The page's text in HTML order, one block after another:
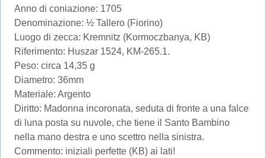
Anno di coniazione: 1705
Denominazione: ½ Tallero (Fiorino)
Luogo di zecca: Kremnitz (Kormoczbanya, KB)
Riferimento: Huszar 1524, KM-265.1.
Peso: circa 14,35 g
Diametro: 36mm
Materiale: Argento
Diritto: Madonna incoronata, seduta di fronte a una falce
di luna posta su nuvole, che tiene il Santo Bambino
nella mano destra e uno scettro nella sinistra.
Commento: iniziali perfette (KB) ai lati!